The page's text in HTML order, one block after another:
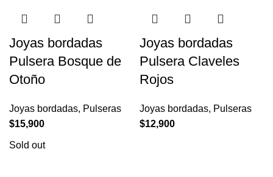
Joyas bordadas
Pulsera Bosque de
Otoño
Joyas bordadas, Pulseras
$15,900
Joyas bordadas
Pulsera Claveles
Rojos
Joyas bordadas, Pulseras
$12,900
Sold out